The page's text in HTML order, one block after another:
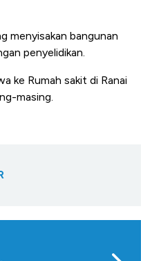
menyisakan bangunan
penyelidikan.
ke Rumah sakit di Ranai
masing.